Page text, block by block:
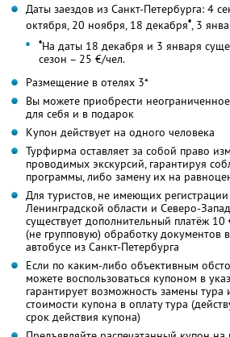
Даты заездов из Санкт-Петербурга: 4
октября, 20 ноября, 18 декабря•, 3
•На даты 18 декабря и 3 января
сезон – 25 €/чел.
Размещение в отелях 3*
Вы можете приобрести
для себя и в подарок
Купон действует на одного человека
Турфирма оставляет за собой право
проводимых экскурсий, гарантируя
программы, либо замену их на
Для туристов, не имеющих регистрации
Ленинградской области и Северо-
существует дополнительный платёж
(не групповую) обработку документов
автобусе из Санкт-Петербурга
Если по каким-либо объективным
можете воспользоваться купоном в
гарантирует возможность замены тура
стоимости купона в оплату тура
срок действия купона)